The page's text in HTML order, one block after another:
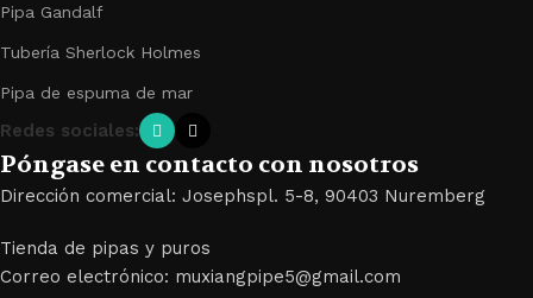
Pipa Gandalf
Tubería Sherlock Holmes
Pipa de espuma de mar
Redes sociales:
Póngase en contacto con nosotros
Dirección comercial: Josephspl. 5-8, 90403 Nuremberg
Tienda de pipas y puros
Correo electrónico: muxiangpipe5@gmail.com